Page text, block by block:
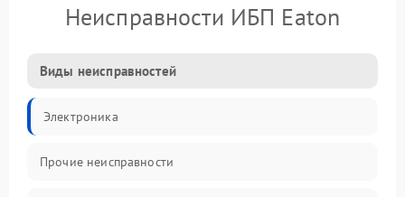
Неисправности ИБП Eaton
Виды неисправностей
Электроника
Прочие неисправности